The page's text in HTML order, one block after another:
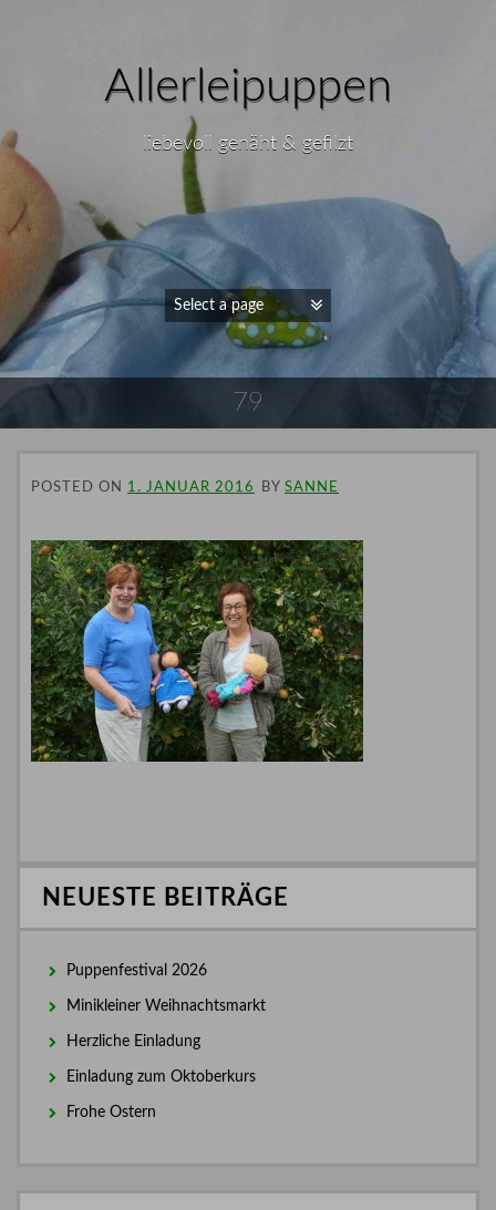
Allerleipuppen
liebevoll genäht & gefilzt
79
POSTED ON 1. JANUAR 2016 BY SANNE
NEUESTE BEITRÄGE
Puppenfestival 2026
Minikleiner Weihnachtsmarkt
Herzliche Einladung
Einladung zum Oktoberkurs
Frohe Ostern